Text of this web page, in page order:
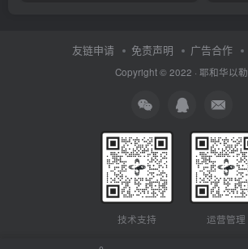
友链申请 免责声明 广告合作
Copyright © 2022 · 耶和华以勒
技术支持 运营管理